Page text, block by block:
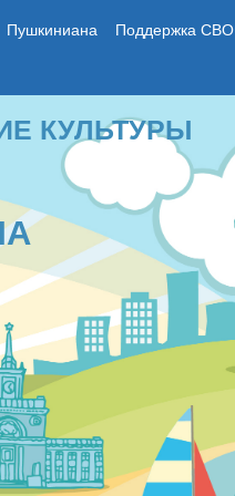
Пушкиниана Поддержка СВО